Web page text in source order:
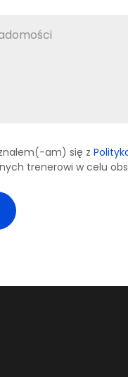
am) się z
trenerowi w celu